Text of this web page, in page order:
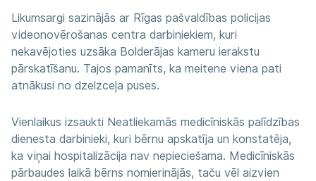
Likumsargi sazinājās ar Rīgas pašvaldības policijas
videonovērošanas centra darbiniekiem, kuri
nekavējoties uzsāka Bolderājas kameru ierakstu
pārskatīšanu. Tajos pamanīts, ka meitene viena pati
atnākusi no dzelzceļa puses.
Vienlaikus izsaukti Neatliekamās medicīniskās palīdzības
dienesta darbinieki, kuri bērnu apskatīja un konstatēja,
ka viņai hospitalizācija nav nepieciešama. Medicīniskās
pārbaudes laikā bērns nomierinājās, taču vēl aizvien